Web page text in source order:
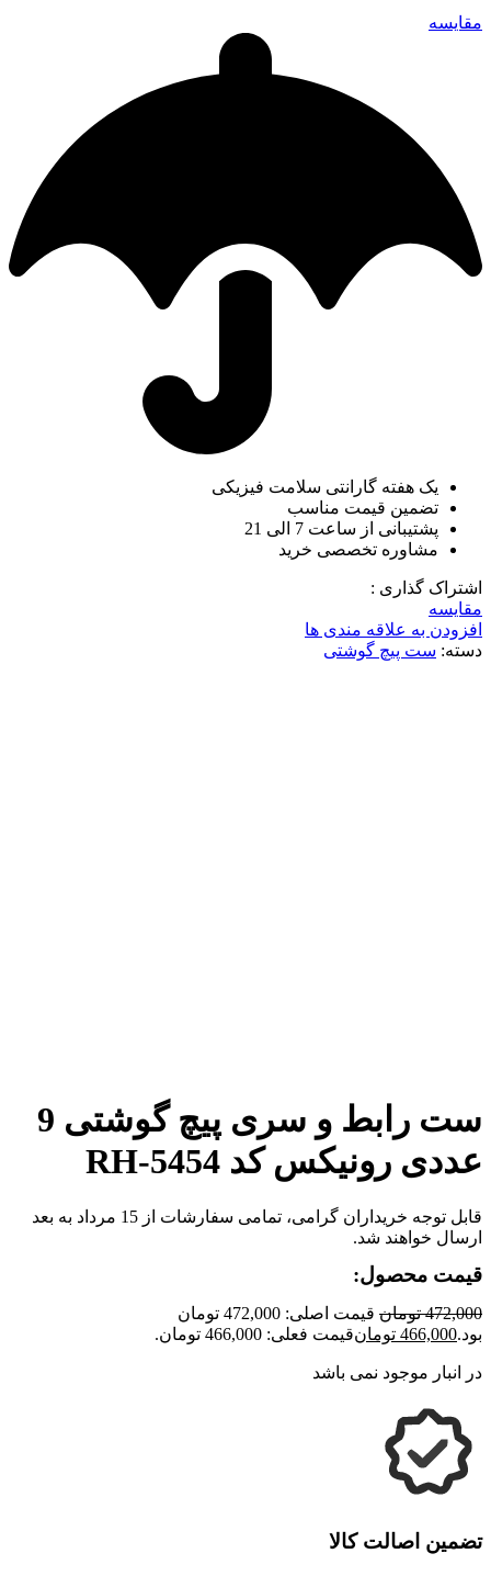
مقایسه
یک هفته گارانتی سلامت فیزیکی
تضمین قیمت مناسب
پشتیبانی از ساعت 7 الی 21
مشاوره تخصصی خرید
اشتراک گذاری :
مقایسه
افزودن به علاقه مندی ها
دسته: ست پیچ گوشتی
ست رابط و سری پیچ گوشتی 9
عددی رونیکس کد RH-5454
قابل توجه خریداران گرامی، تمامی سفارشات از 15 مرداد به بعد
ارسال خواهند شد.
قیمت محصول:
472,000 تومان
قیمت اصلی: 472,000 تومان
بود.466,000 تومانقیمت فعلی: 466,000 تومان.
در انبار موجود نمی باشد
تضمین اصالت کالا